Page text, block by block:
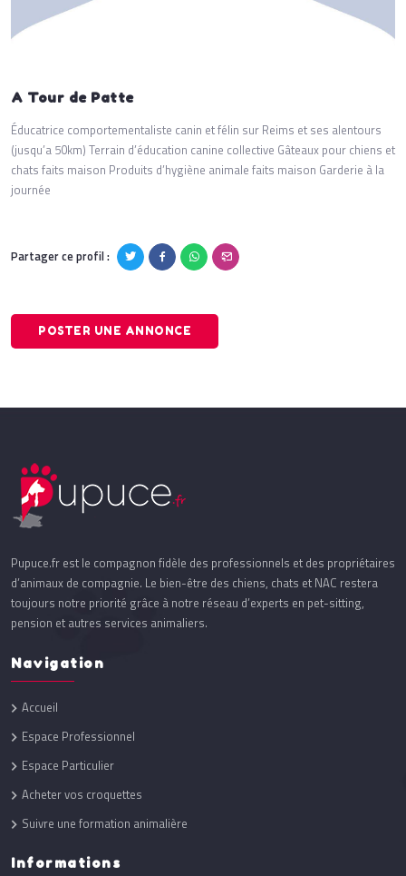
A Tour de Patte
Éducatrice comportementaliste canin et félin sur Reims et ses alentours
(jusqu’a 50km) Terrain d’éducation canine collective Gâteaux pour chiens et
chats faits maison Produits d’hygiène animale faits maison Garderie à la
journée
Partager ce profil :
POSTER UNE ANNONCE
Pupuce.fr est le compagnon fidèle des professionnels et des propriétaires
d’animaux de compagnie. Le bien-être des chiens, chats et NAC restera
toujours notre priorité grâce à notre réseau d’experts en pet-sitting,
pension et autres services animaliers.
Navigation
Accueil
Espace Professionnel
Espace Particulier
Acheter vos croquettes
Suivre une formation animalière
Informations